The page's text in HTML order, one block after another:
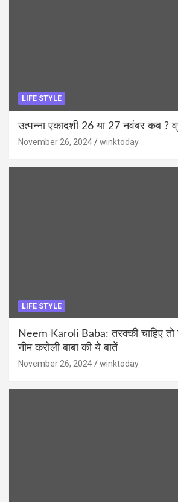
LIFE STYLE
उत्पन्ना एकादशी 26 या 27 नवंबर कब ?
November 26, 2024 winktoday
LIFE STYLE
Neem Karoli Baba: तरक्की चाहिए तो
नीम करोली बाबा की ये बातें
November 26, 2024 winktoday